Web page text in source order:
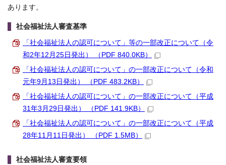
あります。
社会福祉法人審査基準
「社会福祉法人の認可について」等の一部改正について（令
和2年12月25日発出） （PDF 840.0KB）
「社会福祉法人の認可について」の一部改正について（令和
元年9月13日発出） （PDF 483.2KB）
「社会福祉法人の認可について」の一部改正について（平成
31年3月29日発出） （PDF 141.9KB）
「社会福祉法人の認可について」の一部改正について（平成
28年11月11日発出） （PDF 1.5MB）
社会福祉法人審査要領